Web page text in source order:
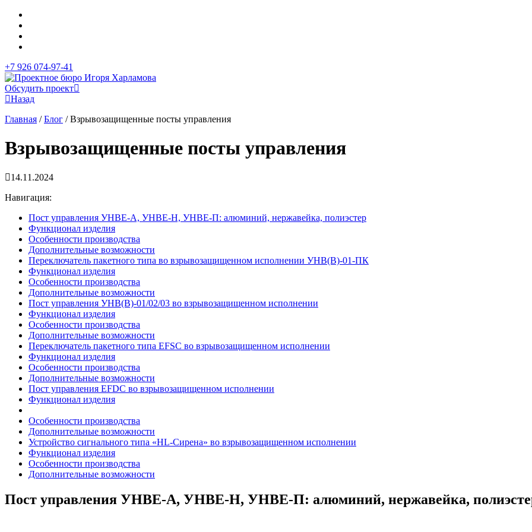
+7 926 074-97-41
Обсудить проект
Назад
Главная /Блог /Взрывозащищенные посты управления
Взрывозащищенные посты управления
14.11.2024
Навигация:
Пост управления УНВЕ-А, УНВЕ-Н, УНВЕ-П: алюминий, нержавейка, полиэстер
Функционал изделия
Особенности производства
Дополнительные возможности
Переключатель пакетного типа во взрывозащищенном исполнении УНВ(В)-01-ПК
Функционал изделия
Особенности производства
Дополнительные возможности
Пост управления УНВ(B)-01/02/03 во взрывозащищенном исполнении
Функционал изделия
Особенности производства
Дополнительные возможности
Переключатель пакетного типа EFSC во взрывозащищенном исполнении
Функционал изделия
Особенности производства
Дополнительные возможности
Пост управления EFDC во взрывозащищенном исполнении
Функционал изделия
Особенности производства
Дополнительные возможности
Устройство сигнального типа «HL-Сирена» во взрывозащищенном исполнении
Функционал изделия
Особенности производства
Дополнительные возможности
Пост управления УНВЕ-А, УНВЕ-Н, УНВЕ-П: алюминий, нержавейка,